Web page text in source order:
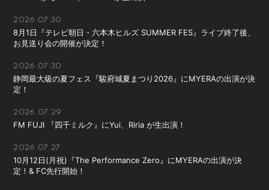
会員登録
2026.07.30
8月1日『テレビ朝日・六本木ヒルズ SUMMER FES』ライブ終了後、
お見送り会の開催が決定！
2026.07.30
静岡最大級の夏フェス『駿府城夏まつり2026』にMYERAの出演が決
定！
2026.07.29
FM FUJI 『四千ミルク』にYui、Riria が生出演！
2026.07.27
10月12日(月祝)『The Performance Zero』にMYERAの出演が決
定！& FC先行開始！